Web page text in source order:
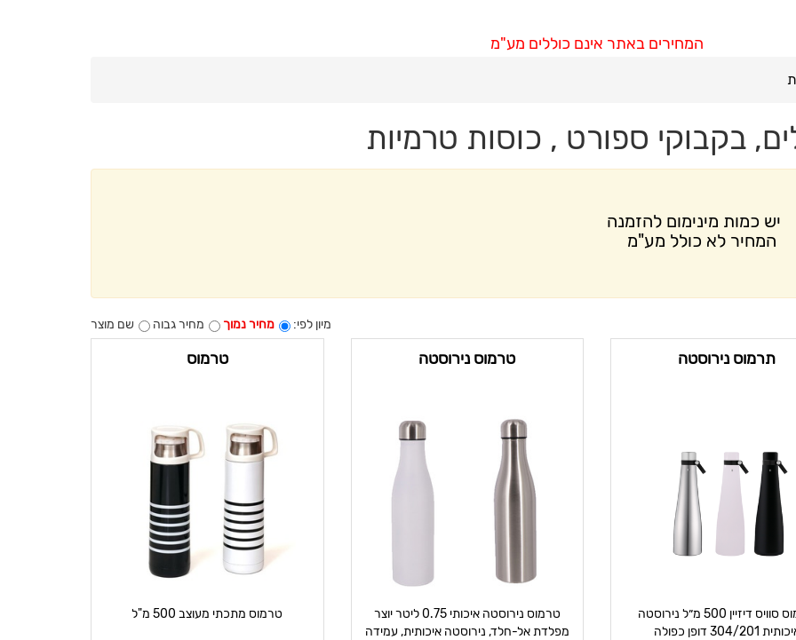
המחירים באתר אינם כוללים מע"מ
בקבוקי ספורט , כוסות טרמיות
יש כמות מינימוםלהזמנה
לא כולל מע"מ
מיון לפי: מחיר נמוך מחיר גבוה שם מוצר
תרמוס נירוסטה
תרמוס סוויס דיזיין 500 מ״ל נירוסטה
304/201 דופן כפולה
טרמוס נירוסטה
טרמוס נירוסטה איכותי 0.75 ליטר יוצר
מפלדת אל-חלד, נירוסטה איכותית, עמידה
טרמוס
טרמוס מתכתי מעוצב 500 מ"ל